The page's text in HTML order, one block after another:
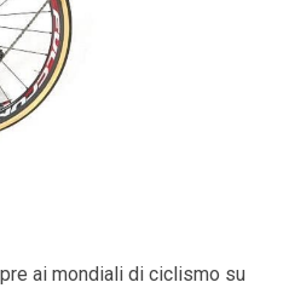
ai mondiali di ciclismo su